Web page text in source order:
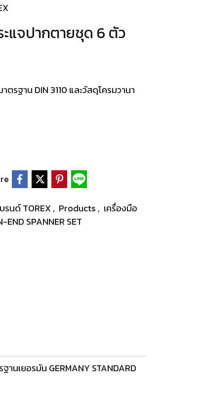
ะแจปากตายชุด 6 ตัว
รฐาน DIN 3110 และวัสดุโครมวานา
รนด์ TOREX, Products , เครื่องมือ
SPANNER SET
นเยอรมัน GERMANY STANDARD